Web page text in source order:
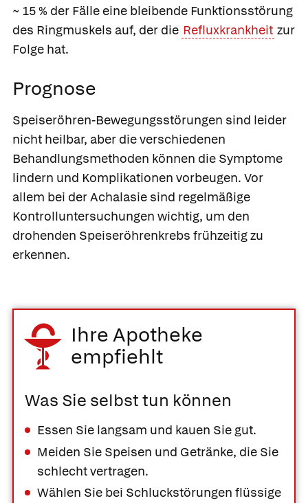
~ 15 % der Fälle eine bleibende Funktionsstörung
des Ringmuskels auf, der die Refluxkrankheit zur
Folge hat.
Prognose
Speiseröhren-Bewegungsstörungen sind leider
nicht heilbar, aber die verschiedenen
Behandlungsmethoden können die Symptome
lindern und Komplikationen vorbeugen. Vor
allem bei der Achalasie sind regelmäßige
Kontrolluntersuchungen wichtig, um den
drohenden Speiseröhrenkrebs frühzeitig zu
erkennen.
Ihre Apotheke
empfiehlt
Was Sie selbst tun können
Essen Sie langsam und kauen Sie gut.
Meiden Sie Speisen und Getränke, die Sie
schlecht vertragen.
Wählen Sie bei Schluckstörungen flüssige